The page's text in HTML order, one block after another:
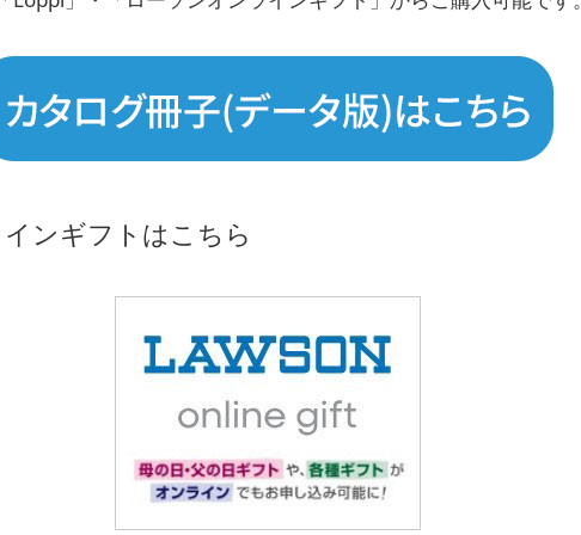
ンギフトはこちら